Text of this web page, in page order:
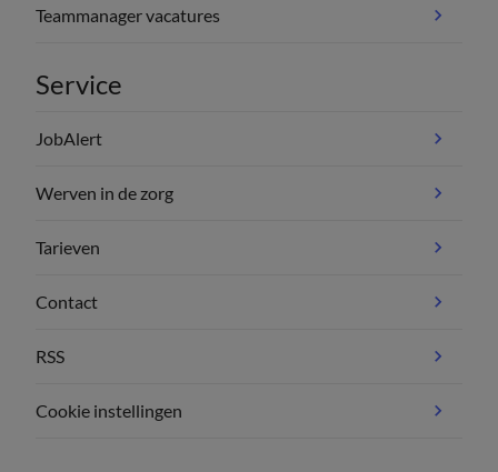
Teammanager vacatures
Service
JobAlert
Werven in de zorg
Tarieven
Contact
RSS
Cookie instellingen